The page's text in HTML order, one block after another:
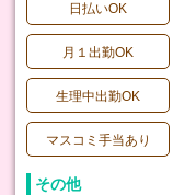
日払いOK
月１出勤OK
生理中出勤OK
マスコミ手当あり
その他